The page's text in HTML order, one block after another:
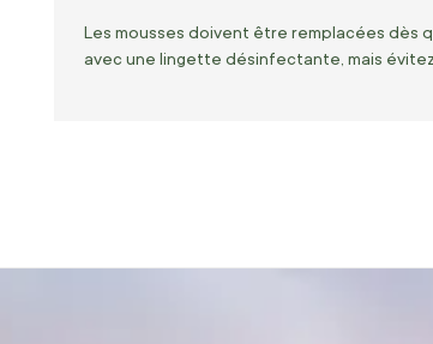
Les mousses doivent être remplacées dès
avec une lingette désinfectante, mais